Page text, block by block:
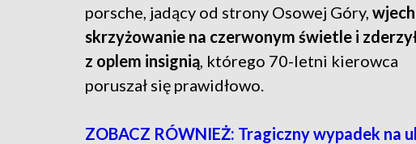
porsche, jadący od strony Osowej Góry,
skrzyżowanie na czerwonym świetle i
z oplem insignią , którego 70-letni kierowca
poruszał się prawidłowo.
ZOBACZ RÓWNIEŻ: Tragiczny wypadek na